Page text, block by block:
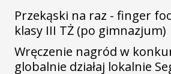
Przekąski na raz - finger
klasy III TŻ (po gimnazjum)
Wręczenie nagród w
globalnie działaj lokalnie